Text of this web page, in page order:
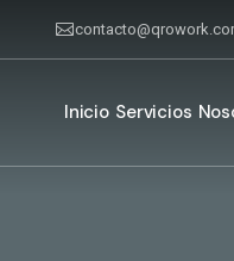
Inicio Servicios